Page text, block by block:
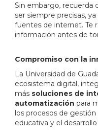
Sin embargo, recuerda
ser siempre precisas,
fuentes de internet. Te
información antes de
Compromiso con la
La Universidad de
ecosistema digital,
más soluciones de
automatización para
los procesos de
educativa y el